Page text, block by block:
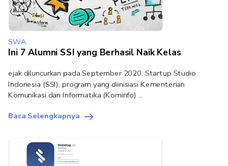
SWA
Ini 7 Alumni SSI yang Berhasil Naik Kelas
ejak diluncurkan pada September 2020, Startup Studio
Indonesia (SSI), program yang diinisiasi Kementerian
Komunikasi dan Informatika (Kominfo) ...
Baca Selengkapnya